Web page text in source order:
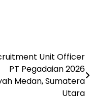
Unit Officer
PT Pegadaian 2026
Medan, Sumatera
Utara